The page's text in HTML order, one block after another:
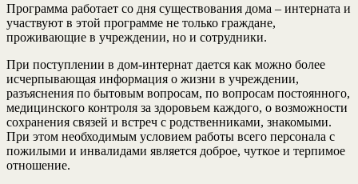
Программа работает со дня существования дома – интерната и
участвуют в этой программе не только граждане,
проживающие в учреждении, но и сотрудники.
При поступлении в дом-интернат дается как можно более
исчерпывающая информация о жизни в учреждении,
разъяснения по бытовым вопросам, по вопросам постоянного,
медицинского контроля за здоровьем каждого, о возможности
сохранения связей и встреч с родственниками, знакомыми.
При этом необходимым условием работы всего персонала с
пожилыми и инвалидами является доброе, чуткое и терпимое
отношение.